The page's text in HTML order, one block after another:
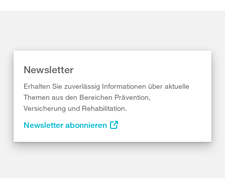
Newsletter
Erhalten Sie zuverlässig Informationen über aktuelle
Themen aus den Bereichen Prävention,
Versicherung und Rehabilitation.
Newsletter abonnieren